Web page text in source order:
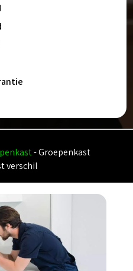
-Groepenkast
verschil